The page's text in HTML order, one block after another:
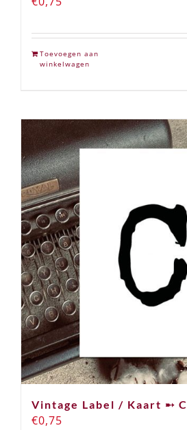
Toevoegen aan
winkelwagen
Vintage Label / Kaart ➸ C
€0,75